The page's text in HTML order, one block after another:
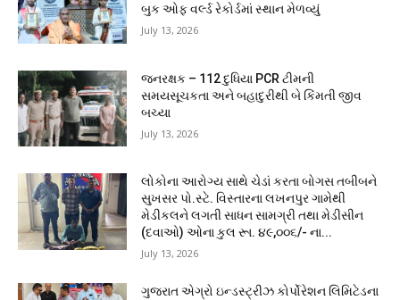
બુક ઓફ વર્લ્ડ રેકોર્ડમાં સ્થાન મેળવ્યું
July 13, 2026
જનરક્ષક – 112 દુધિયા PCR ટીમની
સમયસૂચકતા અને બહાદુરીથી બે કિંમતી જીવ
બચ્યા
July 13, 2026
લોકોના આરોગ્ય સાથે ચેડાં કરતા બોગસ તબીબને
સુખસર પો.સ્ટે. વિસ્તારના લખનપુર ગામેથી
મેડીકલને લગતી સાધન સામગ્રી તથા મેડીસીન
(દવાઓ) ઓના કુલ રૂા. ૪૯,૦૦૬/- ના...
July 13, 2026
ગુજરાત એગ્રો ઇન્ડસ્ટ્રીઝ કોર્પોરેશન લિમિટેડના